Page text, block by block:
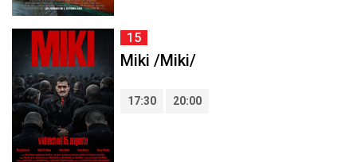
15
Miki /Miki/
17:30 20:00